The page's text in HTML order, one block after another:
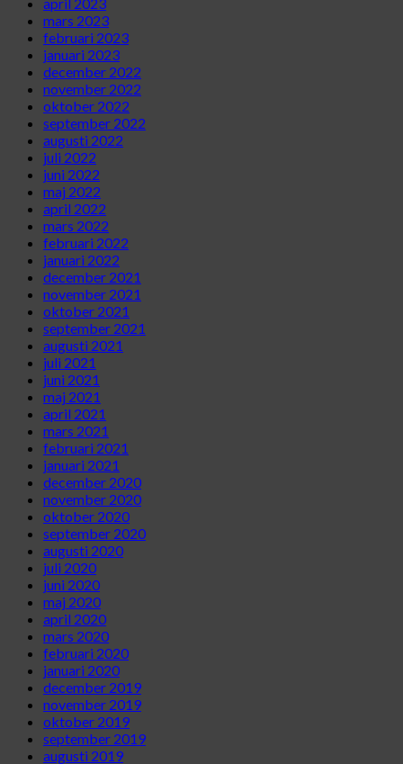
mars 2023
februari 2023
januari 2023
december 2022
november 2022
oktober 2022
september 2022
augusti 2022
juli 2022
juni 2022
maj 2022
april 2022
mars 2022
februari 2022
januari 2022
december 2021
november 2021
oktober 2021
september 2021
augusti 2021
juli 2021
juni 2021
maj 2021
april 2021
mars 2021
februari 2021
januari 2021
december 2020
november 2020
oktober 2020
september 2020
augusti 2020
juli 2020
juni 2020
maj 2020
april 2020
mars 2020
februari 2020
januari 2020
december 2019
november 2019
oktober 2019
september 2019
augusti 2019